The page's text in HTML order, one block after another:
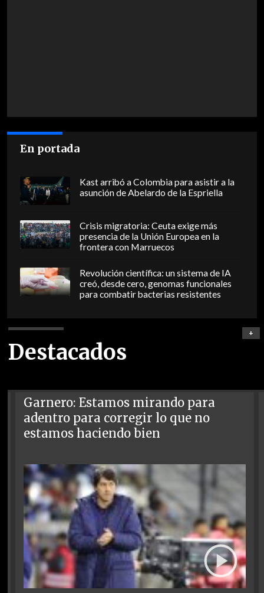
En portada
Kast arribó a Colombia para asistir a la
asunción de Abelardo de la Espriella
Crisis migratoria: Ceuta exige más
presencia de la Unión Europea en la
frontera con Marruecos
Revolución científica: un sistema de IA
creó, desde cero, genomas funcionales
para combatir bacterias resistentes
Destacados
+
Garnero: Estamos mirando para
adentro para corregir lo que no
estamos haciendo bien